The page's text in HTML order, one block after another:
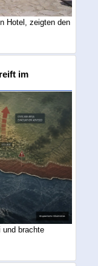
Hotel, zeigten den
im
und brachte